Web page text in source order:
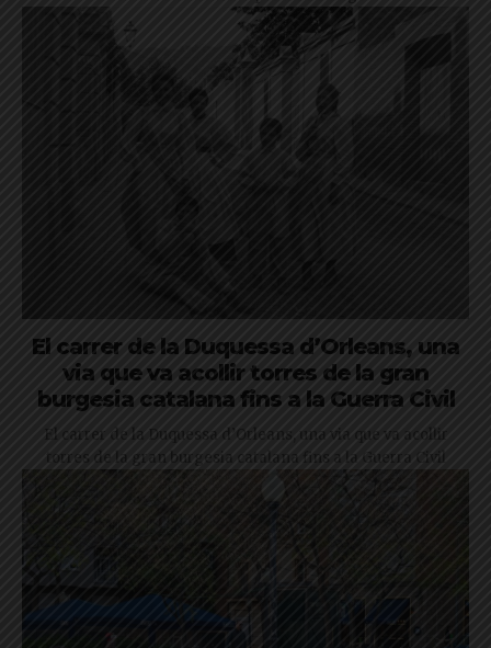
El carrer de la Duquessa d’Orleans, una
via que va acollir torres de la gran
burgesia catalana fins a la Guerra Civil
El carrer de la Duquessa d’Orleans, una via que va acollir
torres de la gran burgesia catalana fins a la Guerra Civil